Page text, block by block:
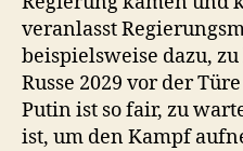
veranlasst
beispielsweise dazu,
Russe 2029 vor der
Putin ist so fair, zu
ist, um den Kampf